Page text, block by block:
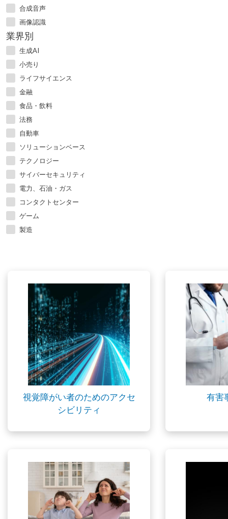
合成音声
画像認識
業界別
生成AI
小売り
ライフサイエンス
金融
食品・飲料
法務
自動車
ソリューションベース
テクノロジー
サイバーセキュリティ
電力、石油・ガス
コンタクトセンター
ゲーム
製造
視覚障がい者のためのアクセ
シビリティ
有害